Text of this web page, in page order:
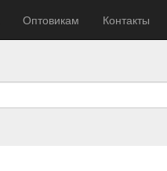
Оптовикам Контакты